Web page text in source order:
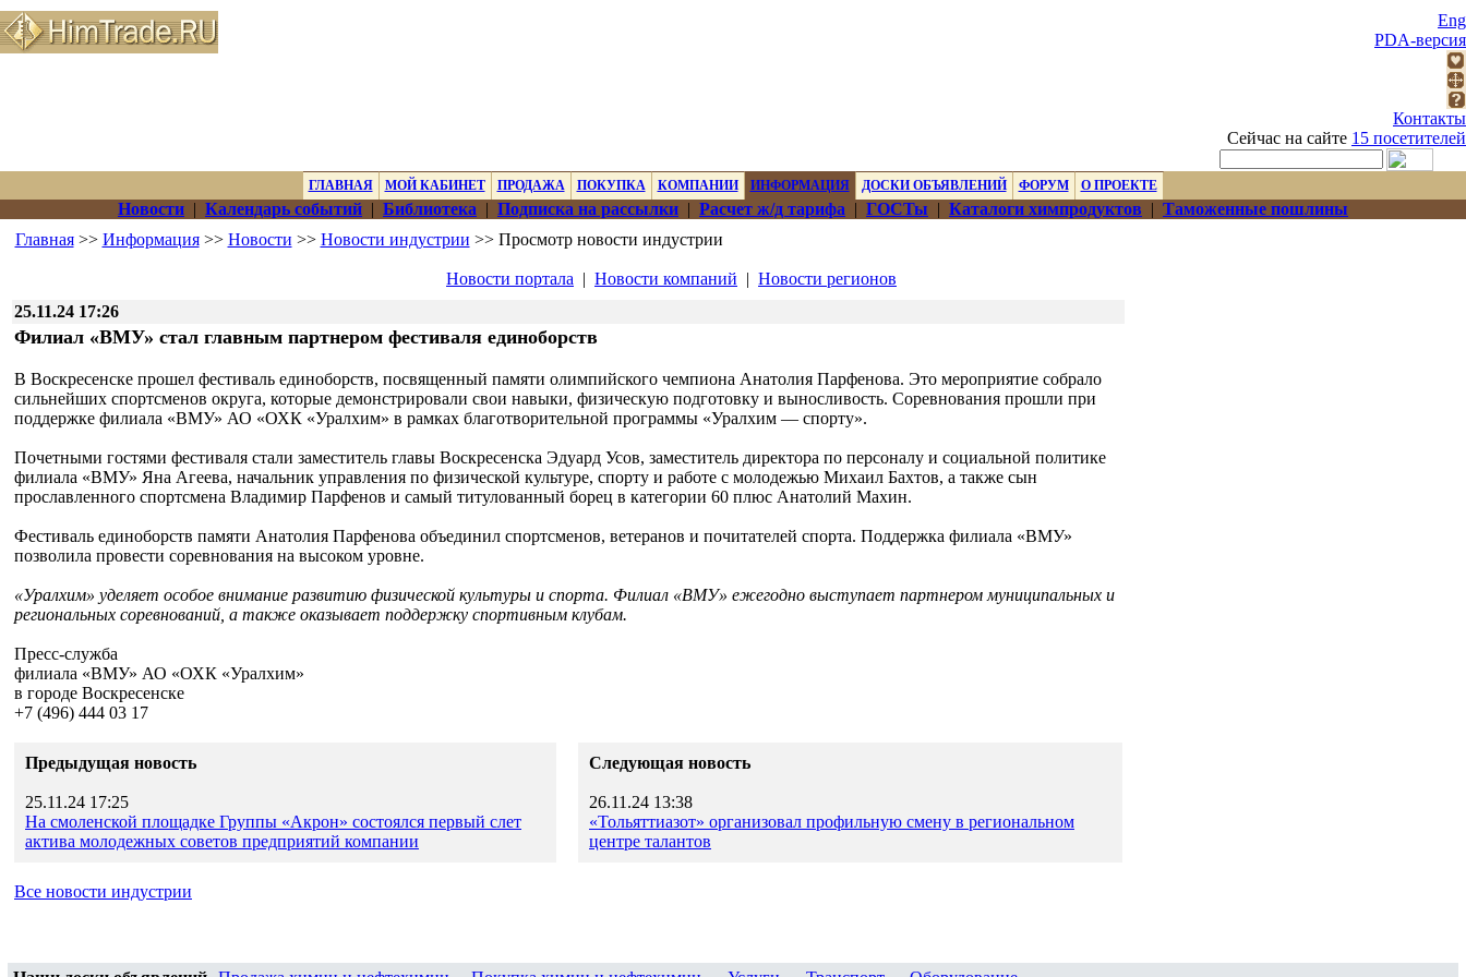
Eng
PDA-версия
Контакты
Сейчас на сайте 15 посетителей
ГЛАВНАЯ МОЙ КАБИНЕТ ПРОДАЖА ПОКУПКА КОМПАНИИ ИНФОРМАЦИЯ ДОСКИ ОБЪЯВЛЕНИЙ ФОРУМ О ПРОЕКТЕ
Новости | Календарь событий | Библиотека | Подписка на рассылки | Расчет ж/д тарифа | ГОСТы | Каталоги химпродуктов | Таможенные пошлины
Главная>> Информация>> Новости >> Новости индустрии >> Просмотр новости индустрии
Новости портала | Новости компаний | Новости регионов
25.11.24 17:26
Филиал «ВМУ» стал главным партнером фестиваля единоборств
В Воскресенске прошел фестиваль единоборств, посвященный памяти олимпийского чемпиона Анатолия Парфенова. Это мероприятие собрало
сильнейших спортсменов округа, которые демонстрировали свои навыки, физическую подготовку и выносливость. Соревнования прошли при
поддержке филиала «ВМУ» АО «ОХК «Уралхим» в рамках благотворительной программы «Уралхим — спорту».
Почетными гостями фестиваля стали заместитель главы Воскресенска Эдуард Усов, заместитель директора по персоналу и социальной политике
филиала «ВМУ» Яна Агеева, начальник управления по физической культуре, спорту и работе с молодежью Михаил Бахтов, а также сын
прославленного спортсмена Владимир Парфенов и самый титулованный борец в категории 60 плюс Анатолий Махин.
Фестиваль единоборств памяти Анатолия Парфенова объединил спортсменов, ветеранов и почитателей спорта. Поддержка филиала «ВМУ»
позволила провести соревнования на высоком уровне.
«Уралхим» уделяет особое внимание развитию физической культуры и спорта. Филиал «ВМУ» ежегодно выступает партнером муниципальных и
региональных соревнований, а также оказывает поддержку спортивным клубам.
Пресс-служба
филиала «ВМУ» АО «ОХК «Уралхим»
в городе Воскресенске
+7 (496) 444 03 17
Предыдущая новость
25.11.24 17:25
На смоленской площадке Группы «Акрон» состоялся первый слет
актива молодежных советов предприятий компании
Следующая новость
26.11.24 13:38
«Тольяттиазот» организовал профильную смену в региональном
центре талантов
Все новости индустрии